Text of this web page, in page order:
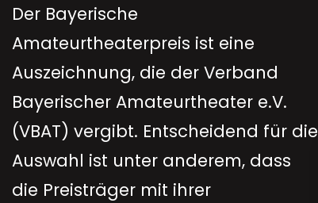
Der Bayerische
Amateurtheaterpreis ist eine
Auszeichnung, die der Verband
Bayerischer Amateurtheater e.V.
(VBAT) vergibt. Entscheidend für die
Auswahl ist unter anderem, dass
die Preisträger mit ihrer